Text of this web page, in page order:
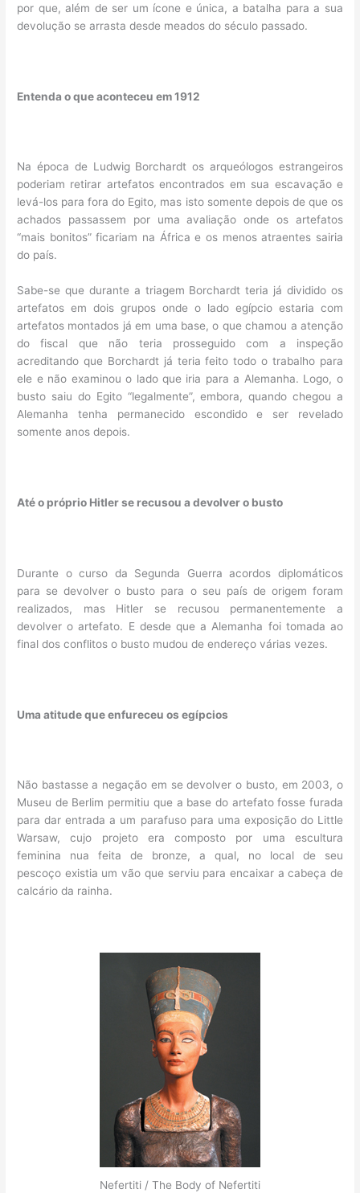
por que, além de ser um ícone e única, a batalha para a sua
devolução se arrasta desde meados do século passado.
Entenda o que aconteceu em 1912
Na época de Ludwig Borchardt os arqueólogos estrangeiros
poderiam retirar artefatos encontrados em sua escavação e
levá-los para fora do Egito, mas isto somente depois de que os
achados passassem por uma avaliação onde os artefatos
“mais bonitos” ficariam na África e os menos atraentes sairia
do país.
Sabe-se que durante a triagem Borchardt teria já dividido os
artefatos em dois grupos onde o lado egípcio estaria com
artefatos montados já em uma base, o que chamou a atenção
do fiscal que não teria prosseguido com a inspeção
acreditando que Borchardt já teria feito todo o trabalho para
ele e não examinou o lado que iria para a Alemanha. Logo, o
busto saiu do Egito “legalmente”, embora, quando chegou a
Alemanha tenha permanecido escondido e ser revelado
somente anos depois.
Até o próprio Hitler se recusou a devolver o busto
Durante o curso da Segunda Guerra acordos diplomáticos
para se devolver o busto para o seu país de origem foram
realizados, mas Hitler se recusou permanentemente a
devolver o artefato. E desde que a Alemanha foi tomada ao
final dos conflitos o busto mudou de endereço várias vezes.
Uma atitude que enfureceu os egípcios
Não bastasse a negação em se devolver o busto, em 2003, o
Museu de Berlim permitiu que a base do artefato fosse furada
para dar entrada a um parafuso para uma exposição do Little
Warsaw, cujo projeto era composto por uma escultura
feminina nua feita de bronze, a qual, no local de seu
pescoço existia um vão que serviu para encaixar a cabeça de
calcário da rainha.
Nefertiti / The Body of Nefertiti